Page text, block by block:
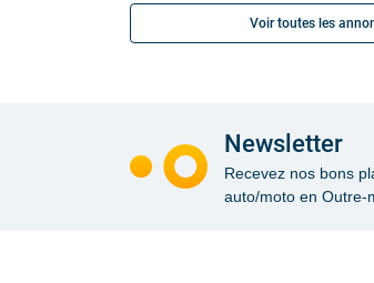
Voir toutes les
Newsletter
Recevez nos bons
auto/moto en Outre-